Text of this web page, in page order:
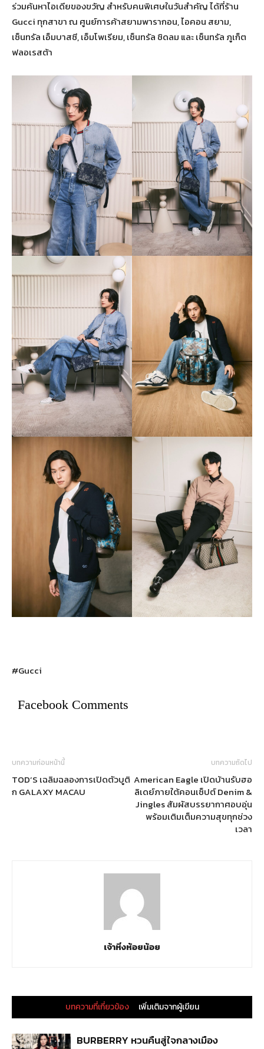
ร่วมค้นหาไอเดียของขวัญ สำหรับคนพิเศษในวันสำคัญ ได้ที่ร้าน
Gucci ทุกสาขา ณ ศูนย์การค้าสยามพารากอน, ไอคอน สยาม,
เซ็นทรัล เอ็มบาสซี, เอ็มโพเรียม, เซ็นทรัล ชิดลม และ เซ็นทรัล ภูเก็ต
ฟลอเรสต้า
#Gucci
Facebook Comments
บทความก่อนหน้านี้
TOD’S เฉลิมฉลองการเปิดตัวบูติ
ก GALAXY MACAU
บทความถัดไป
American Eagle เปิดบ้านรับฮอ
ลิเดย์ภายใต้คอนเซ็ปต์ Denim &
Jingles สัมผัสบรรยากาศอบอุ่น
พร้อมเติมเต็มความสุขทุกช่วง
เวลา
เจ้าหิ่งห้อยน้อย
บทความที่เกี่ยวข้อง เพิ่มเติมจากผู้เขียน
BURBERRY หวนคืนสู่ใจกลางเมือง